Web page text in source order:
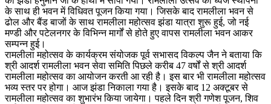
के साथ ही भवन में विधिवत पूजन किया गया। जिसके बाद रामलीला भवन से
ढोल और बैंड बाजों के साथ रामलीला महोत्सव झंडा यात्रा शुरू हुई, जो नई
मण्डी और पटेलनगर के विभिन्न मार्गों से होते हुए वापस रामलीला भवन आकर
सम्पन्न हुई।
रामलीला महोत्सव के कार्यक्रम संयोजक पूर्व सभासद विकल्प जैन ने बताया कि
श्री आदर्श रामलीला भवन सेवा समिति पिछले करीब 47 वर्षों से श्री आदर्श
रामलीला महोत्सव का आयोजन करती आ रही है। इस बार भी रामलीला महोत्सव
भव्य स्तर पर होगा। आज झंडा निकाला गया है। इसके बाद 12 अक्टूबर से
रामलीला महोत्सव का शुभारंभ किया जायेगा। पहले दिन श्री गणेश पूजन, शिव